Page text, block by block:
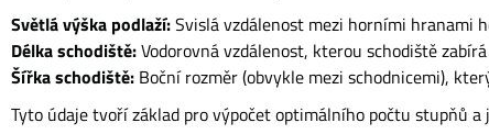
Světlá výška podlaží:Svislá vzdálenost mezi horními hranami
Délka schodiště:Vodorovná vzdálenost, kterou schodiště
Šířka schodiště: Boční rozměr (obvykle mezi schodnicemi),
Tyto údaje tvoří základ pro výpočet optimálního počtu stupňů a